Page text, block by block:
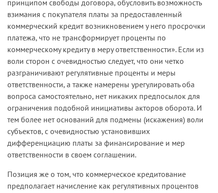
принципом свободы договора, обусловить возможность
взимания с покупателя платы за предоставленный
коммерческий кредит возникновением у него просрочки
платежа, что не трансформирует проценты по
коммерческому кредиту в меру ответственности». Если из
воли сторон с очевидностью следует, что они четко
разграничивают регулятивные проценты и меры
ответственности, а также намерены урегулировать оба
вопроса самостоятельно, нет никаких предпосылок для
ограничения подобной инициативы акторов оборота. И
тем более нет оснований для подмены (искажения) воли
субъектов, с очевидностью установивших
дифференциацию платы за финансирование и мер
ответственности в своем соглашении.
Позиция же о том, что коммерческое кредитование
предполагает начисление как регулятивных процентов